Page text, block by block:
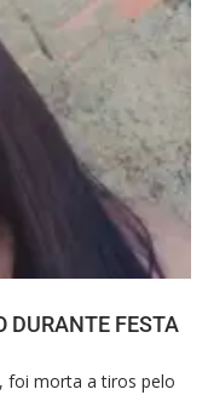
DURANTE FESTA
foi morta a tiros pelo